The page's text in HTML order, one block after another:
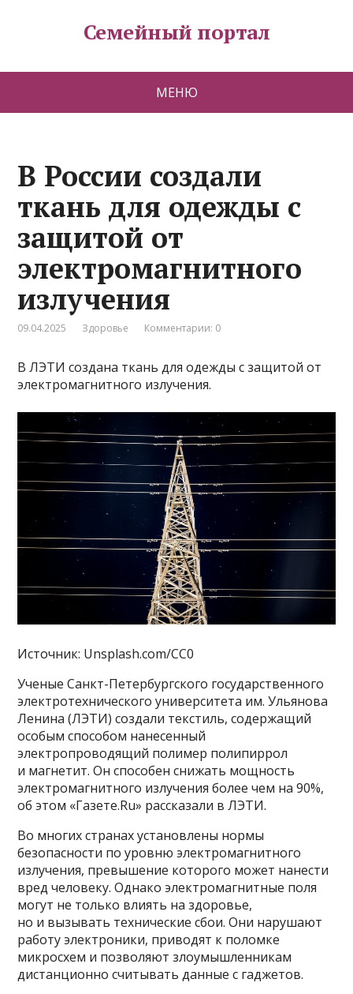
Семейный портал
МЕНЮ
В России создали
ткань для одежды с
защитой от
электромагнитного
излучения
09.04.2025 Здоровье Комментарии: 0
В ЛЭТИ создана ткань для одежды с защитой от
электромагнитного излучения.
Источник: Unsplash.com/CC0
Ученые Санкт-Петербургского государственного
электротехнического университета им. Ульянова
Ленина (ЛЭТИ) создали текстиль, содержащий
особым способом нанесенный
электропроводящий полимер полипиррол
и магнетит. Он способен снижать мощность
электромагнитного излучения более чем на 90%,
об этом «Газете.Ru» рассказали в ЛЭТИ.
Во многих странах установлены нормы
безопасности по уровню электромагнитного
излучения, превышение которого может нанести
вред человеку. Однако электромагнитные поля
могут не только влиять на здоровье,
но и вызывать технические сбои. Они нарушают
работу электроники, приводят к поломке
микросхем и позволяют злоумышленникам
дистанционно считывать данные с гаджетов.